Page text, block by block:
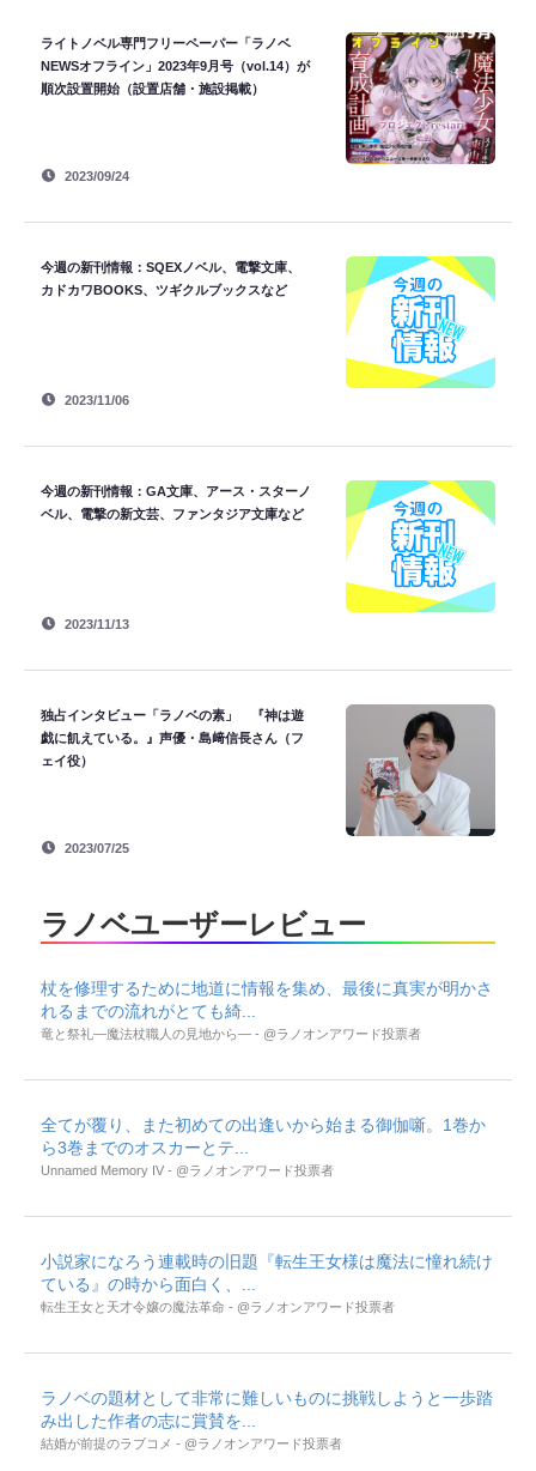
ライトノベル専門フリーペーパー「ラノベ
NEWSオフライン」2023年9月号（vol.14）が
順次設置開始（設置店舗・施設掲載）
2023/09/24
今週の新刊情報：SQEXノベル、電撃文庫、
カドカワBOOKS、ツギクルブックスなど
2023/11/06
今週の新刊情報：GA文庫、アース・スターノ
ベル、電撃の新文芸、ファンタジア文庫など
2023/11/13
独占インタビュー「ラノベの素」 『神は遊
戯に飢えている。』声優・島﨑信長さん（フ
ェイ役）
2023/07/25
ラノベユーザーレビュー
杖を修理するために地道に情報を集め、最後に真実が明かさ
れるまでの流れがとても綺...
竜と祭礼―魔法杖職人の見地から― - @ラノオンアワード投票者
全てが覆り、また初めての出逢いから始まる御伽噺。1巻か
ら3巻までのオスカーとテ...
Unnamed Memory IV - @ラノオンアワード投票者
小説家になろう連載時の旧題『転生王女様は魔法に憧れ続け
ている』の時から面白く、...
転生王女と天才令嬢の魔法革命 - @ラノオンアワード投票者
ラノベの題材として非常に難しいものに挑戦しようと一歩踏
み出した作者の志に賞賛を...
結婚が前提のラブコメ - @ラノオンアワード投票者